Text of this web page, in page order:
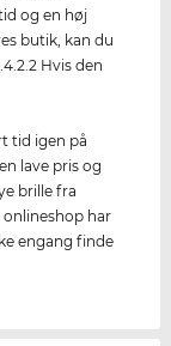
og en høj
butik, kan du
Hvis den
tid igen på
lave pris og
brille fra
har
engang finde